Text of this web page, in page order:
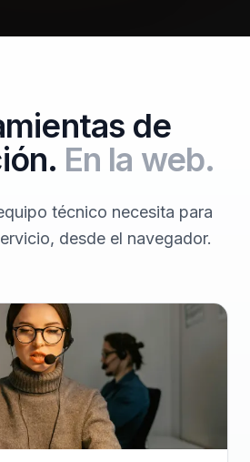
de
En la web.
técnico necesita para
desde el navegador.